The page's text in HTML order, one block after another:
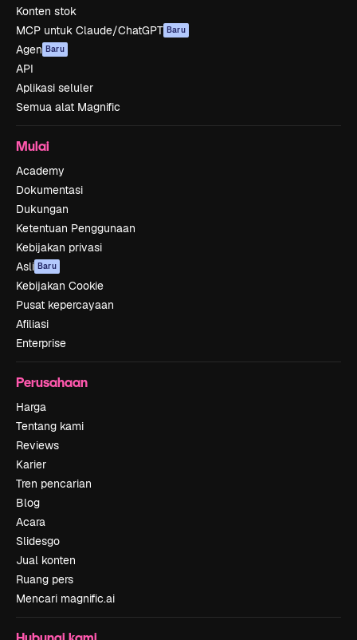
Konten stok
MCP untuk Claude/ChatGPT Baru
Agen Baru
API
Aplikasi seluler
Semua alat Magnific
Mulai
Academy
Dokumentasi
Dukungan
Ketentuan Penggunaan
Kebijakan privasi
Asli Baru
Kebijakan Cookie
Pusat kepercayaan
Afiliasi
Enterprise
Perusahaan
Harga
Tentang kami
Reviews
Karier
Tren pencarian
Blog
Acara
Slidesgo
Jual konten
Ruang pers
Mencari magnific.ai